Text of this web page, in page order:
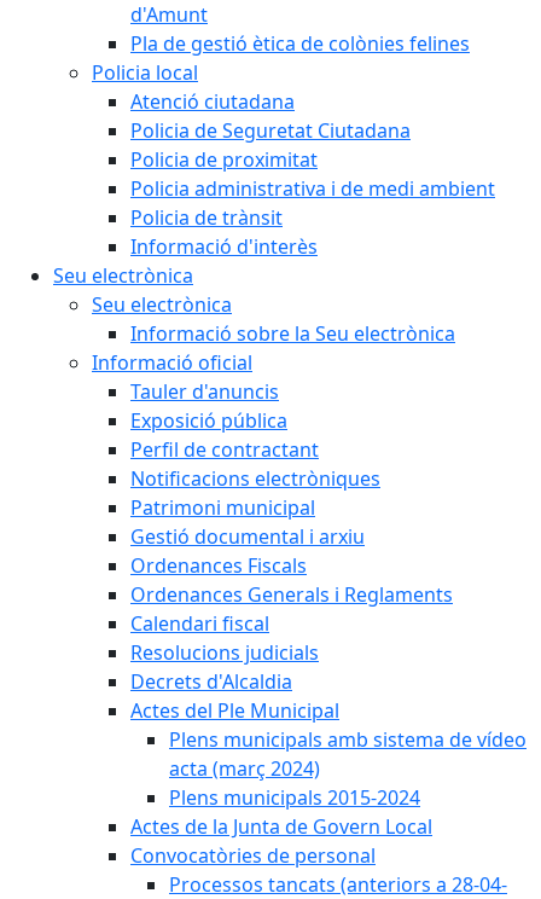
d'Amunt
Pla de gestió ètica de colònies felines
Policia local
Atenció ciutadana
Policia de Seguretat Ciutadana
Policia de proximitat
Policia administrativa i de medi ambient
Policia de trànsit
Informació d'interès
Seu electrònica
Seu electrònica
Informació sobre la Seu electrònica
Informació oficial
Tauler d'anuncis
Exposició pública
Perfil de contractant
Notificacions electròniques
Patrimoni municipal
Gestió documental i arxiu
Ordenances Fiscals
Ordenances Generals i Reglaments
Calendari fiscal
Resolucions judicials
Decrets d'Alcaldia
Actes del Ple Municipal
Plens municipals amb sistema de vídeo
acta (març 2024)
Plens municipals 2015-2024
Actes de la Junta de Govern Local
Convocatòries de personal
Processos tancats (anteriors a 28-04-